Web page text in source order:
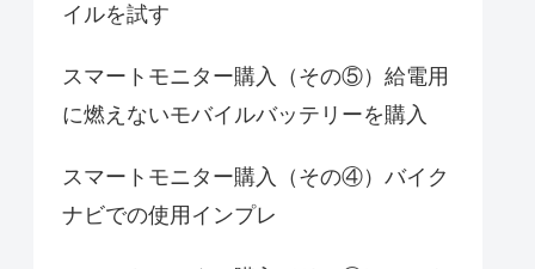
イルを試す
スマートモニター購入（その⑤）給電用
に燃えないモバイルバッテリーを購入
スマートモニター購入（その④）バイク
ナビでの使用インプレ